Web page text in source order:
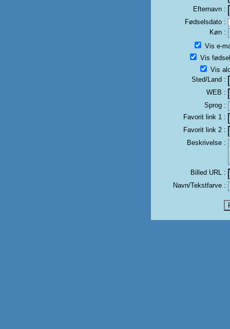
Efternavn :
Fødselsdato :
Køn :
Vis e-
Vis
Vis
Sted/Land :
WEB :
Sprog :
Favorit link 1 :
Favorit link 2 :
Beskrivelse :
Billed URL :
Navn/Tekstfarve :